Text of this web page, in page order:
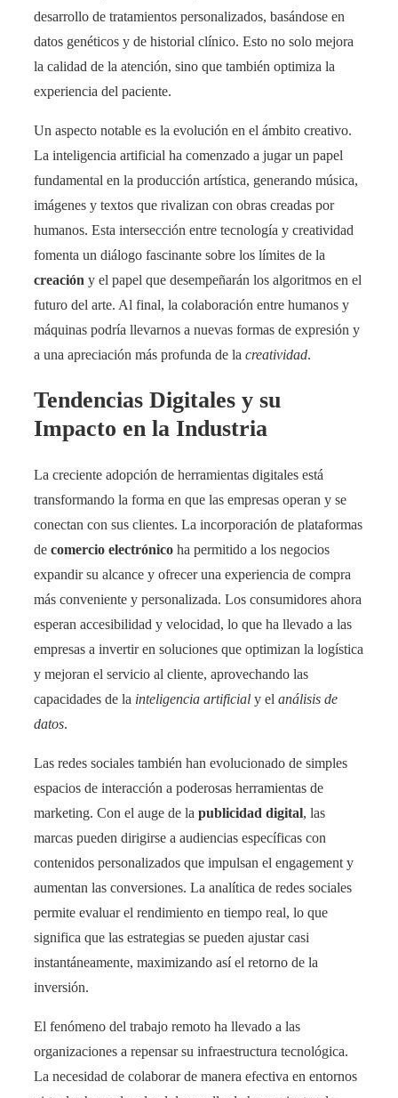
desarrollo de tratamientos personalizados, basándose en
datos genéticos y de historial clínico. Esto no solo mejora
la calidad de la atención, sino que también optimiza la
experiencia del paciente.
Un aspecto notable es la evolución en el ámbito creativo.
La inteligencia artificial ha comenzado a jugar un papel
fundamental en la producción artística, generando música,
imágenes y textos que rivalizan con obras creadas por
humanos. Esta intersección entre tecnología y creatividad
fomenta un diálogo fascinante sobre los límites de la
creación y el papel que desempeñarán los algoritmos en el
futuro del arte. Al final, la colaboración entre humanos y
máquinas podría llevarnos a nuevas formas de expresión y
a una apreciación más profunda de la creatividad.
Tendencias Digitales y su
Impacto en la Industria
La creciente adopción de herramientas digitales está
transformando la forma en que las empresas operan y se
conectan con sus clientes. La incorporación de plataformas
de comercio electrónico ha permitido a los negocios
expandir su alcance y ofrecer una experiencia de compra
más conveniente y personalizada. Los consumidores ahora
esperan accesibilidad y velocidad, lo que ha llevado a las
empresas a invertir en soluciones que optimizan la logística
y mejoran el servicio al cliente, aprovechando las
capacidades de la inteligencia artificial y el análisis de
datos.
Las redes sociales también han evolucionado de simples
espacios de interacción a poderosas herramientas de
marketing. Con el auge de la publicidad digital, las
marcas pueden dirigirse a audiencias específicas con
contenidos personalizados que impulsan el engagement y
aumentan las conversiones. La analítica de redes sociales
permite evaluar el rendimiento en tiempo real, lo que
significa que las estrategias se pueden ajustar casi
instantáneamente, maximizando así el retorno de la
inversión.
El fenómeno del trabajo remoto ha llevado a las
organizaciones a repensar su infraestructura tecnológica.
La necesidad de colaborar de manera efectiva en entornos